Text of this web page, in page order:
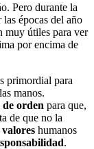
Pero durante la
épocas del año
muy útiles para ver
por encima de
primordial para
manos.
orden para que,
de que no la
valores humanos
.